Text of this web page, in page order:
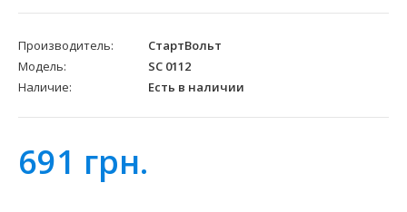
Производитель:
СтартВольт
Модель:
SC 0112
Наличие:
Есть в наличии
691 грн.